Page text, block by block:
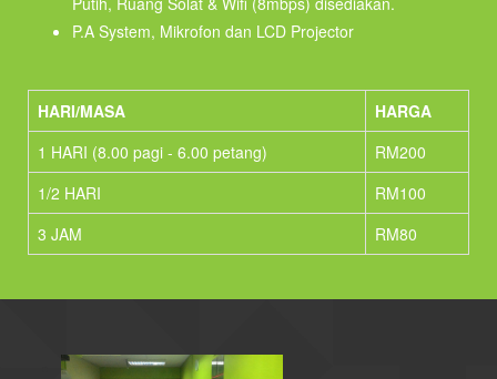
P.A System, Mikrofon dan LCD Projector
HARI/MASA
HARGA
1 HARI (8.00 pagi - 6.00 petang)
RM200
1/2 HARI
RM100
3 JAM
RM80